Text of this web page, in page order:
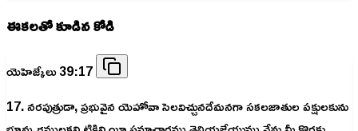
ఈకలతో కూడిన కోడి
యెహెజ్కేలు 39:17
17. నరపుత్రుడా, ప్రభువైన యెహోవా సెలవిచ్చునదేమనగా సకలజాతుల పక్షులకును